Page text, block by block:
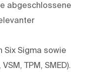
abgeschlossene
Six Sigma sowie
TPM, SMED).